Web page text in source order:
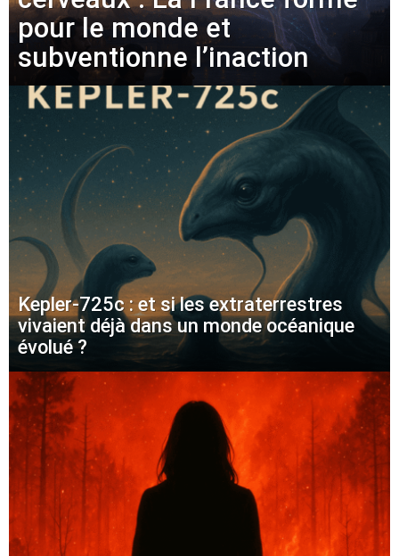
pour le monde et
subventionne l’inaction
Kepler-725c : et si les extraterrestres
vivaient déjà dans un monde océanique
évolué ?